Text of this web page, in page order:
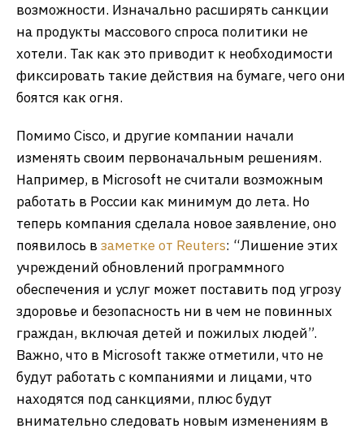
возможности. Изначально расширять санкции
на продукты массового спроса политики не
хотели. Так как это приводит к необходимости
фиксировать такие действия на бумаге, чего они
боятся как огня.
Помимо Cisco, и другие компании начали
изменять своим первоначальным решениям.
Например, в Microsoft не считали возможным
работать в России как минимум до лета. Но
теперь компания сделала новое заявление, оно
появилось взаметке от Reuters: “Лишение этих
учреждений обновлений программного
обеспечения и услуг может поставить под угрозу
здоровье и безопасность ни в чем не повинных
граждан, включая детей и пожилых людей”.
Важно, что в Microsoft также отметили, что не
будут работать с компаниями и лицами, что
находятся под санкциями, плюс будут
внимательно следовать новым изменениям в